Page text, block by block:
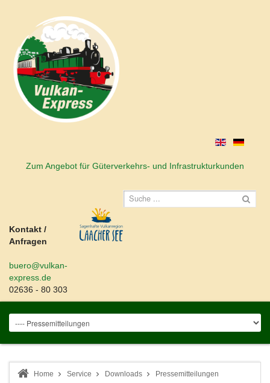
Zum Angebot für Güterverkehrs- und Infrastrukturkunden
Kontakt /
Anfragen
buero@vulkan-
express.de
02636 - 80 303
Home Service Downloads
Pressemitteilungen